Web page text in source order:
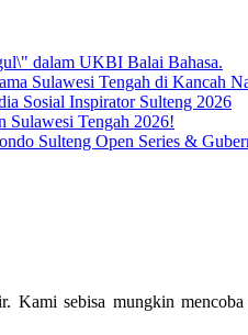
sebisa mungkin